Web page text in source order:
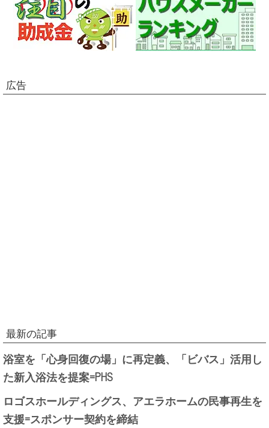
広告
最新の記事
浴室を「心身回復の場」に再定義、「ビバス」活用し
た新入浴法を提案=PHS
ロゴスホールディングス、アエラホームの民事再生を
支援=スポンサー契約を締結